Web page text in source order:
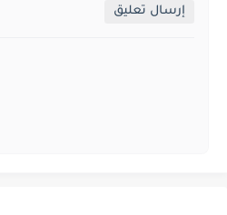
إرسال تعليق